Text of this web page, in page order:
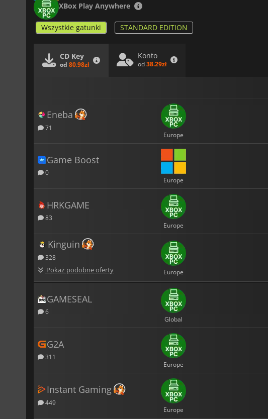
XBox Play Anywhere
Wszystkie gatunki STANDARD EDITION
CD Key
od 80.98zł
Konto
od38.29zł
Eneba
71
Europe
Game Boost
0
Europe
HRKGAME
83
Europe
Kinguin
328
Pokaż podobne oferty Europe
GAMESEAL
6
Global
G2A
311
Europe
Instant Gaming
449
Europe